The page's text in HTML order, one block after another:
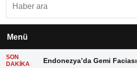
Menü
SON
DAKIKA
Endonezya’da Gemi Faciası